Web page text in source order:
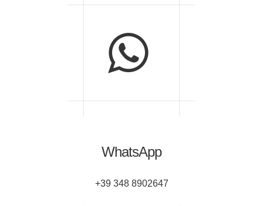
WhatsApp
+39 348 8902647